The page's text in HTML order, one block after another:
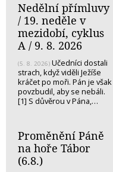
Nedělní přímluvy
/ 19. neděle v
mezidobí, cyklus
A / 9. 8. 2026
(5. 8. 2026) Učedníci dostali
strach, když viděli Ježíše
kráčet po moři. Pán je však
povzbudil, aby se nebáli.
[1] S důvěrou v Pána,…
Proměnění Páně
na hoře Tábor
(6.8.)